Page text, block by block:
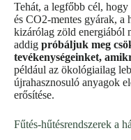
Tehát, a legfőbb cél,
és CO2-mentes gyárak, a
kizárólag zöld energiából
addig próbáljuk meg
tevékenységeinket,
például az ökológiailag
újrahasznosuló anyagok
erősítése.
Fűtés-hűtésrendszerek a